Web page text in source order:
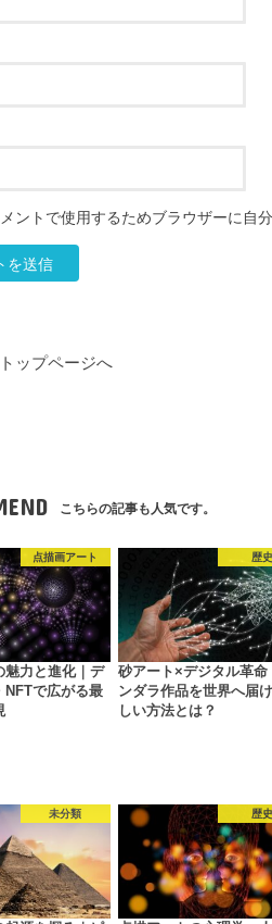
ントで使用するためブラウザーに自
トップページへ
こちらの記事も人気です。
点描画アート
魅力と進化｜デ
NFTで広がる最
歴
砂アート×デジタル革命
ンダラ作品を世界へ届
しい方法とは？
未分類 歴